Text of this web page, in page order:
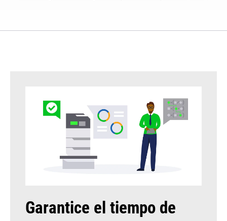
new
Garantice el tiempo de